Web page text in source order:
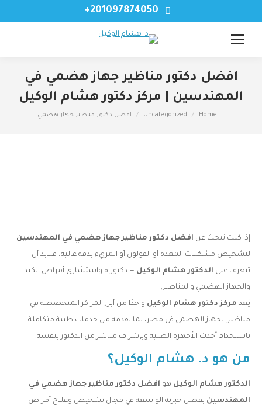
201097874050+
افضل دكتور مناظير جهاز هضمي في
المهندسين | مركز دكتور هشام الوكيل
You are here:
Home
Uncategorized افضل دكتور مناظير جهاز هضمي…
إذا كنت تبحث عن افضل دكتور مناظير جهاز هضمي في المهندسين
لتشخيص مشكلات المعدة أو القولون أو المريء بدقة عالية، فلابد أن
تتعرف على الدكتور هشام الوكيل — دكتوراه واستشاري أمراض الكبد
والجهاز الهضمي والمناظير.
يُعد مركز دكتور هشام الوكيل واحدًا من أبرز المراكز المتخصصة في
مناظير الجهاز الهضمي في مصر، لما يقدمه من خدمات طبية متكاملة
باستخدام أحدث الأجهزة الطبية وبإشراف مباشر من الدكتور بنفسه.
من هو د. هشام الوكيل؟
الدكتور هشام الوكيل هو افضل دكتور مناظير جهاز هضمي في
المهندسين بفضل خبرته الواسعة في مجال تشخيص وعلاج أمراض